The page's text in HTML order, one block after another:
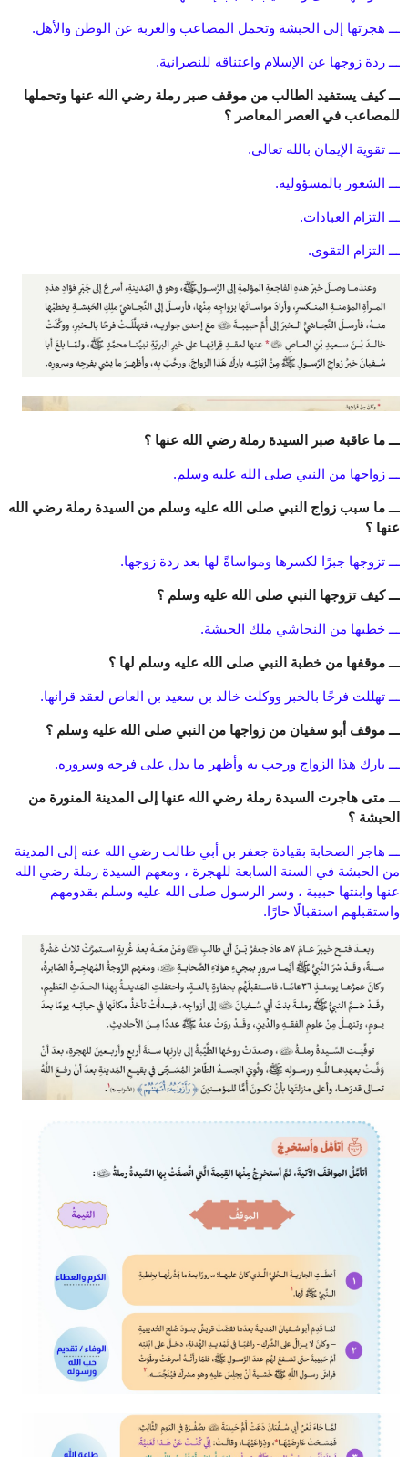
ـــ هجرتها إلى الحبشة وتحمل المصاعب والغربة عن الوطن والأهل.
ـــ ردة زوجها عن الإسلام واعتناقه للنصرانية.
ـــ كيف يستفيد الطالب من موقف صبر رملة رضي الله عنها وتحملها
للمصاعب في العصر المعاصر ؟
ـــ تقوية الإيمان بالله تعالى.
ـــ الشعور بالمسؤولية.
ـــ التزام العبادات.
ـــ التزام التقوى.
ـــ ما عاقبة صبر السيدة رملة رضي الله عنها ؟
ـــ زواجها من النبي صلى الله عليه وسلم.
ـــ ما سبب زواج النبي صلى الله عليه وسلم من السيدة رملة رضي الله
عنها ؟
ـــ تزوجها جبرًا لكسرها ومواساةً لها بعد ردة زوجها.
ـــ كيف تزوجها النبي صلى الله عليه وسلم ؟
ـــ خطبها من النجاشي ملك الحبشة.
ـــ موقفها من خطبة النبي صلى الله عليه وسلم لها ؟
ـــ تهللت فرحًا بالخبر ووكلت خالد بن سعيد بن العاص لعقد قرانها.
ـــ موقف أبو سفيان من زواجها من النبي صلى الله عليه وسلم ؟
ـــ بارك هذا الزواج ورحب به وأظهر ما يدل على فرحه وسروره.
ـــ متى هاجرت السيدة رملة رضي الله عنها إلى المدينة المنورة من
الحبشة ؟
ـــ هاجر الصحابة بقيادة جعفر بن أبي طالب رضي الله عنه إلى المدينة
من الحبشة في السنة السابعة للهجرة ، ومعهم السيدة رملة رضي الله
عنها وابنتها حبيبة ، وسر الرسول صلى الله عليه وسلم بقدومهم
واستقبلهم استقبالًا حارًا.